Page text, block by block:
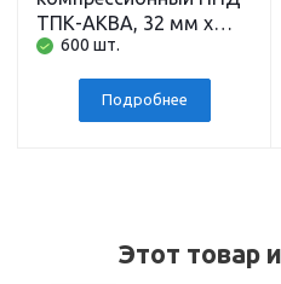
ТПК-АКВА, 32 мм x
наружная резьба 1
дюйм
600 шт.
Подробнее
Этот товар